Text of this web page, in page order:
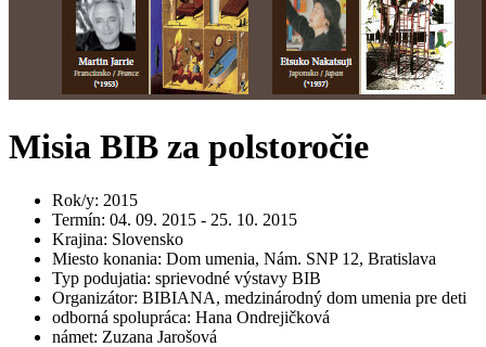
Misia BIB za polstoročie
Rok/y: 2015
Termín: 04. 09. 2015 - 25. 10. 2015
Krajina: Slovensko
Miesto konania: Dom umenia, Nám. SNP 12, Bratislava
Typ podujatia: sprievodné výstavy BIB
Organizátor: BIBIANA, medzinárodný dom umenia pre deti
odborná spolupráca: Hana Ondrejičková
námet: Zuzana Jarošová